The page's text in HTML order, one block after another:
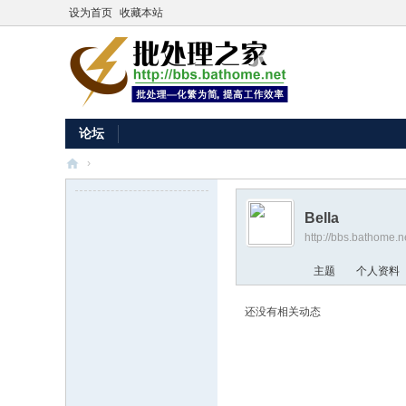
设为首页 收藏本站
论坛
批
›
Bella
http://
主题 个人资料
还没有相关动态